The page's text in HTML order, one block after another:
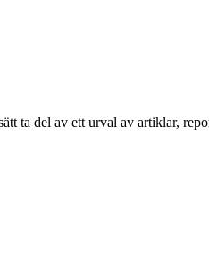
ta del av ett urval av artiklar,